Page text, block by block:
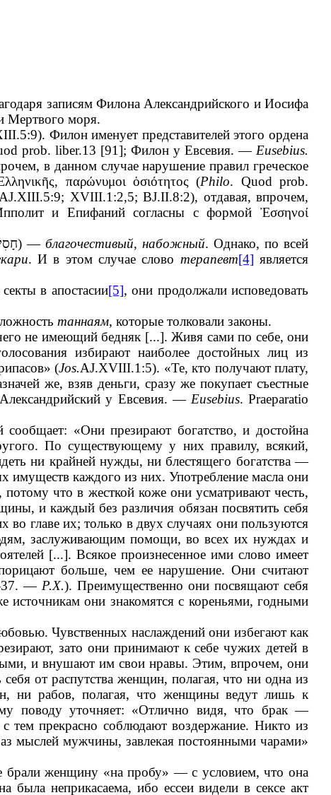
записям Филона Александрийского и Иосифа
Мертвого моря.
Филон именует представителей этого ордена
prob. liber.13 [91]; Филон у Евсевия. — Eusebius.
в данном случае нарушение правил греческое
παρώνυμοι ὁσιότητος (Philo. Quod prob.
AJ.XIII.5:9; XVIII.1:2,5; BJ.II.8:2), отдавая, впрочем,
и Епифаний согласны с формой Ἐσσηνοί
) —благочестивый,набожный. Однако, по всей
. И в этом случае слово терапевт[4] является
в апостасии[5], они продолжали исповедовать
таннаям, которые толковали законы.
не имеющий бедняк [...]. Живя сами по себе, они
избирают наиболее достойных лиц из
(Jos.AJ.XVIII.1:5). «Те, кто получают плату,
же, взяв деньги, сразу же покупает съестные
у Евсевия. — Eusebius. Praeparatio
«Они презирают богатство, и достойна
По существующему у них правилу, всякий,
ни крайней нужды, ни блестящего богатства —
имуществ каждого из них. Употребление масла они
что в жесткой коже они усматривают честь,
и каждый без различия обязан посвятить себя
главе их; только в двух случаях они пользуются
заслуживающим помощи, во всех их нуждах и
[...]. Всякое произнесенное ими слово имеет
больше, чем ее нарушение. Они считают
37. — Р.Х.). Преимущественно они посвящают себя
источникам они знакомятся с кореньями, годными
Чувственных наслаждений они избегают как
зато они принимают к себе чужих детей в
и внушают им свои нравы. Этим, впрочем, они
от распутства женщин, полагая, что ни одна из
ни рабов, полагая, что женщины ведут лишь к
поводу уточняет: «Отлично видя, что брак —
тем прекрасно соблюдают воздержание. Никто из
мыслей мужчины, завлекая постоянными чарами»
брали женщину «на пробу» — с условием, что она
неприкасаема, ибо ессеи видели в сексе акт